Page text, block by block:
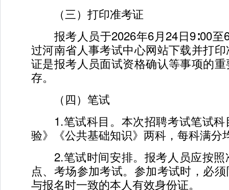
（三）打印准考证
报考人员于2026年6月24日9∶00至
过河南省人事考试中心网站下载并打
证是报考人员面试资格确认等事项的
存。
（四）笔试
1.笔试科目。本次招聘考试笔试科
验》《公共基础知识》两科，每科满分
2.笔试时间安排。报考人员应按照
点、考场参加考试。参加考试时，必
与报名时一致的本人有效身份证。